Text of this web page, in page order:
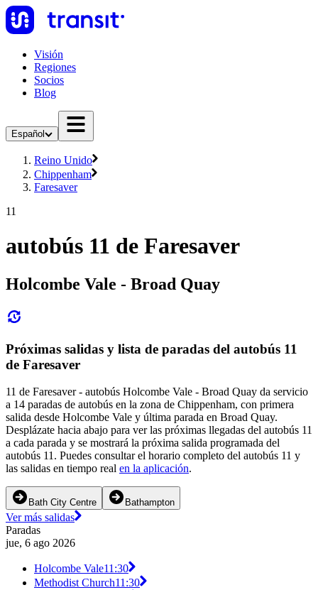
Visión
Regiones
Socios
Blog
Español
Reino Unido
Chippenham
Faresaver
11
autobús 11 de Faresaver
Holcombe Vale - Broad Quay
Próximas salidas y lista de paradas del autobús 11
de Faresaver
11 de Faresaver - autobús Holcombe Vale - Broad Quay da servicio
a 14 paradas de autobús en la zona de Chippenham, con primera
salida desde Holcombe Vale y última parada en Broad Quay.
Desplázate hacia abajo para ver las próximas llegadas del autobús 11
a cada parada y se mostrará la próxima salida programada del
autobús 11. Puedes consultar el horario completo del autobús 11 y
las salidas en tiempo real en la aplicación.
Bath City Centre Bathampton
Ver más salidas
Paradas
jue, 6 ago 2026
Holcombe Vale11:30
Methodist Church11:30